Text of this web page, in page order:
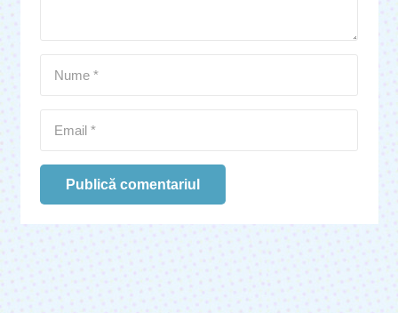
Publică comentariul